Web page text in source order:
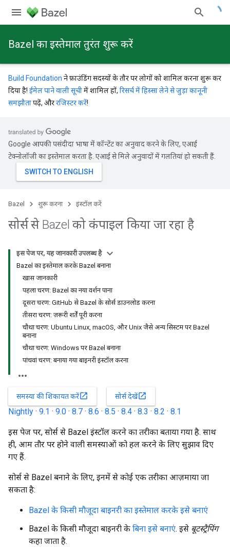
Bazel का इस्तेमाल तुरंत शुरू करें
Build Foundation ने फ़ाउंडिंग सदस्यों के तौर पर लोगों को शामिल करना शुरू कर
दिया है! ईमेल पाने वाली सूचीमें शामिल हों, रिसर्च में हिस्सा लेने से जुड़ा कानूनी
समझौतापढ़ें, औररजिस्टर करें!
Google आपकी पसंदीदा भाषा में कॉन्टेंट का अनुवाद करने के लिए, एआई
टेक्नोलॉजी का इस्तेमाल करता है. एआई से मिले अनुवादों में गलतियां हो सकती हैं.
Bazel शुरू करना इंस्टॉल करें
सोर्स से Bazel को कंपाइल किया जा रहा है
इस पेज पर, यह जानकारी उपलब्ध है
Bazel का इस्तेमाल करके Bazel बनाना
खास जानकारी
पहला चरण: Bazel का नया वर्शन पाना
दूसरा चरण: GitHub से Bazel के सोर्स डाउनलोड करना
तीसरा चरण: ज़रूरी शर्तें पूरी करना
चौथा चरण: Ubuntu Linux, macOS, और Unix जैसे अन्य सिस्टम पर Bazel
बनाना
चौथा चरण: Windows पर Bazel बनाना
पांचवां चरण: बनाया गया बाइनरी इंस्टॉल करना
समस्या की शिकायत करेंopen_in_new सोर्स देखेंopen_in_new
Nightly · 9.1 · 9.0 · 8.7 · 8.6 · 8.5 · 8.4 · 8.3 · 8.2 · 8.1
इस पेज पर, सोर्स से Bazel इंस्टॉल करने का तरीका बताया गया है. साथ
ही, आम तौर पर होने वाली समस्याओं को हल करने के लिए सुझाव दिए
गए हैं.
सोर्स से Bazel बनाने के लिए, इनमें से कोई एक तरीका आज़माया जा
सकता है:
Bazel के किसी मौजूदा बाइनरी का इस्तेमाल करके इसे बनाएं
Bazel के किसी मौजूदा बाइनरी के बिना इसे बनाएं. इसे बूटस्ट्रैपिंग
कहा जाता है.